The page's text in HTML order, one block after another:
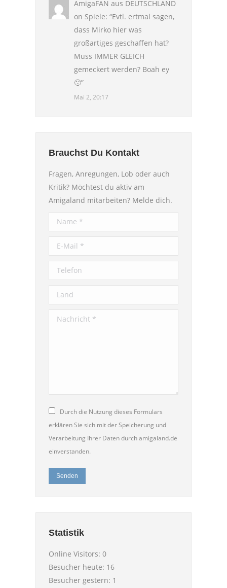
AmigaFAN aus DEUTSCHLAND
on Spiele: “Evtl. ertmal sagen,
dass Mirko hier was
großartiges geschaffen hat?
Muss IMMER GLEICH
gemeckert werden? Boah ey
🙁”
Mai 2, 20:17
Brauchst Du Kontakt
Fragen, Anregungen, Lob oder auch
Kritik? Möchtest du aktiv am
Amigaland mitarbeiten? Melde dich.
Name *
E-Mail *
Telefon
Land
Nachricht *
Durch die Nutzung dieses Formulars
erklären Sie sich mit der Speicherung und
Verarbeitung Ihrer Daten durch amigaland.de
einverstanden.
Senden
Statistik
Online Visitors: 0
Besucher heute: 16
Besucher gestern: 1